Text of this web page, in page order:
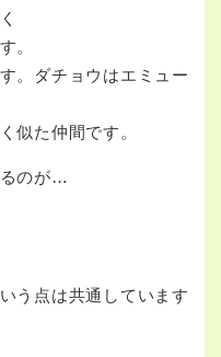
。
。ダチョウはエミュー
似た仲間です。
のが…
う点は共通しています